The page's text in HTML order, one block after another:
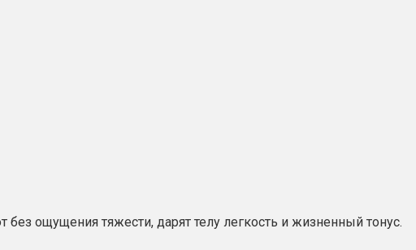
ощущения тяжести, дарят телу легкость и жизненный тонус.